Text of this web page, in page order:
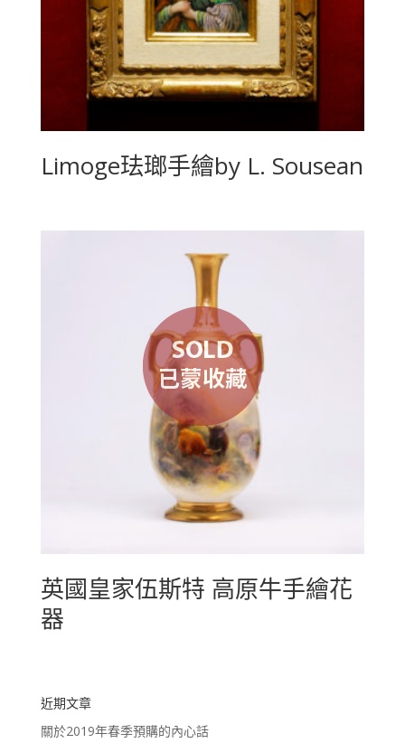
Limoge珐瑯手繪by L. Sousean
英國皇家伍斯特 高原牛手繪花
器
近期文章
關於2019年春季預購的內心話